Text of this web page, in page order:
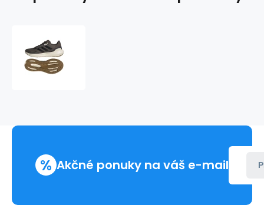
HP7569
% Akčné ponuky na váš e-mail